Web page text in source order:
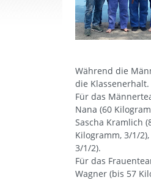
Während die
die Klassenerhalt.
Für das
Nana (60
Sascha Kramlich
Kilogramm, 3/1/
3/1/2).
Für das
Wagner (bis 57